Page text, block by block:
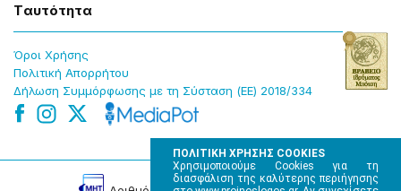
ΠΟΛΙΤΙΚΗ ΧΡΗΣΗΣ COOKIES
Χρησιμοποιούμε Cookies για τη
διασφάλιση της καλύτερης περιήγησης
Tαυτότητα
Όροɩ Χρήσης
Πολɩτɩκή Απορρήτου
Δήλωση Συμμόρφωσης με τη Σύσταση (ΕΕ) 2018/334